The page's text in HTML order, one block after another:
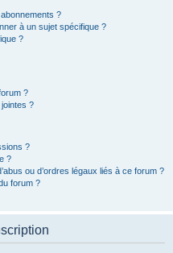
?
à un sujet spécifique ?
?
?
?
?
?
ou d’ordres légaux liés à ce forum ?
forum ?